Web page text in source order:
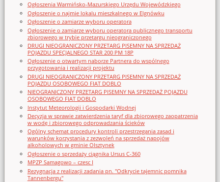
Ogłoszenia Warmińsko-Mazurskiego Urzędu Wojewódzkiego
Ogłoszenie o najmie lokalu mieszkalnego w Elgnówku
Ogłoszenie o zamiarze wyboru operatora
Ogłoszenie o zamiarze wyboru operatora publicznego transportu
zbiorowego w trybie przetargu nieograniczonego
DRUGI NIEOGRANICZONY PRZETARG PISEMNY NA SPRZEDAŻ
POJAZDU SPECJALNEGO STAR 200 PM 18P
Ogłoszenie o otwartym naborze Partnera do wspólnego
przygotowania i realizacji projektu
DRUGI NIEOGRANICZONY PRZETARG PISEMNY NA SPRZEDAŻ
POJAZDU OSOBOWEGO FIAT DOBLO
NIEOGRANICZONY PRZETARG PISEMNY NA SPRZEDAŻ POJAZDU
OSOBOWEGO FIAT DOBLO
Instytut Meteorologii i Gospodarki Wodnej
Decyzja w sprawie zatwierdzenia taryf dla zbiorowego zaopatrzenia
w wodę i zbiorowego odprowadzania ścieków
Ogólny schemat procedury kontroli przestrzegania zasad i
warunków korzystania z zezwoleń na sprzedaż napojów
alkoholowych w gminie Olsztynek
Ogłoszenie o sprzedaży ciągnika Ursus C-360
MPZP Samagowo – czesc I
Rezygnacja z realizacji zadania pn. "Odkrycie tajemnic pomnika
Tannenbergu"